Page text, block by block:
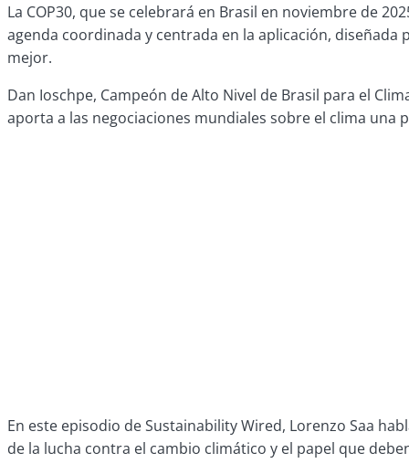
La COP30, que se celebrará en Brasil en noviembre de
agenda coordinada y centrada en la aplicación,
mejor.
Dan Ioschpe, Campeón de Alto Nivel de Brasil para el
aporta a las negociaciones mundiales sobre el clima una
En este episodio de Sustainability Wired, Lorenzo Saa
de la lucha contra el cambio climático y el papel que